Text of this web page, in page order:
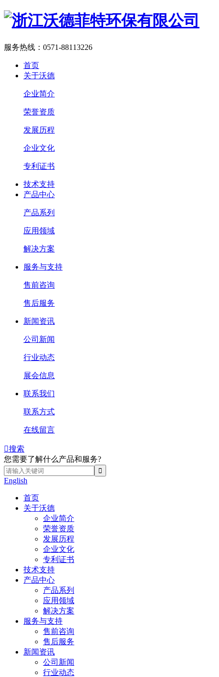
服务热线： 0571-88113226
首页
关于沃德
企业简介
荣誉资质
发展历程
企业文化
专利证书
技术支持
产品中心
产品系列
应用领域
解决方案
服务与支持
售前咨询
售后服务
新闻资讯
公司新闻
行业动态
展会信息
联系我们
联系方式
在线留言
搜索
您需要了解什么产品和服务?
English
首页
关于沃德
企业简介
荣誉资质
发展历程
企业文化
专利证书
技术支持
产品中心
产品系列
应用领域
解决方案
服务与支持
售前咨询
售后服务
新闻资讯
公司新闻
行业动态